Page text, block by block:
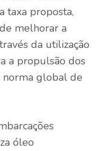
taxa proposta,
melhorar a
da utilização
a propulsão dos
norma global de
óleo